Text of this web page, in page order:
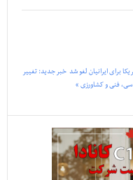
برای ایرانیان لغو شد خبر جدید: تغییر
فنی و کشاورزی »